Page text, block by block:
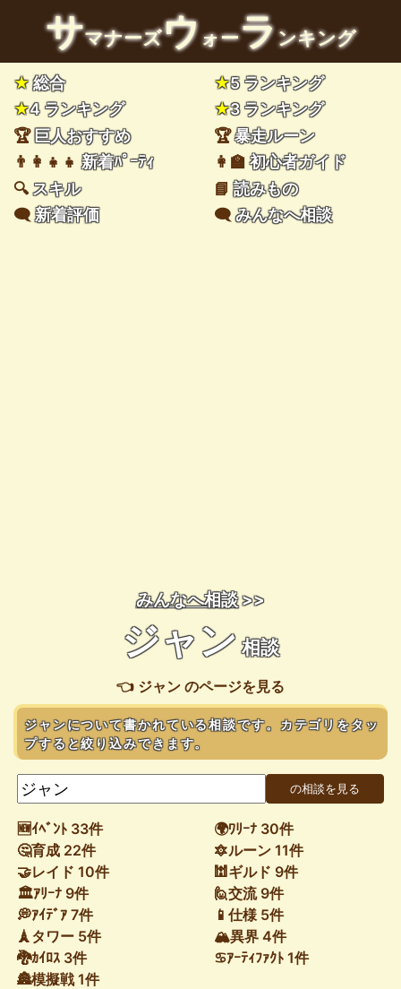
サマナーズウォーランキング
★総合 ★5 ランキング
★4 ランキング ★3 ランキング
🏆巨人おすすめ 🏆暴走ルーン
👨‍👩‍👧‍👧新着ﾊﾟｰﾃｨ 👩‍🏫初心者ガイド
🔍スキル 📘読みもの
🗨️新着評価 🗨️みんなへ相談
みんなへ相談>>
ジャン 相談
👈 ジャン のページを見る
ジャンについて書かれている相談です。カテゴリをタッ
プすると絞り込みできます。
🆕ｲﾍﾞﾝﾄ 33件
🌍ﾜﾘｰﾅ 30件
🤔育成 22件
🔯ルーン 11件
🤝レイド 10件
🕍ギルド 9件
🏛ｱﾘｰﾅ 9件
🙋交流 9件
💭ｱｲﾃﾞｱ 7件
📱仕様 5件
🗼タワー 5件
🏔異界 4件
🐉ｶｲﾛｽ 3件
♋ｱｰﾃｨﾌｧｸﾄ 1件
🏯模擬戦 1件